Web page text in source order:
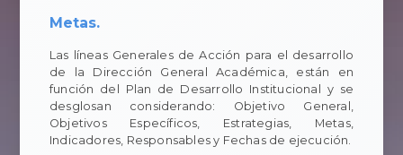
Metas.
Las líneas Generales de Acción para el desarrollo
de la Dirección General Académica, están en
función del Plan de Desarrollo Institucional y se
desglosan considerando: Objetivo General,
Objetivos Específicos, Estrategias, Metas,
Indicadores, Responsables y Fechas de ejecución.